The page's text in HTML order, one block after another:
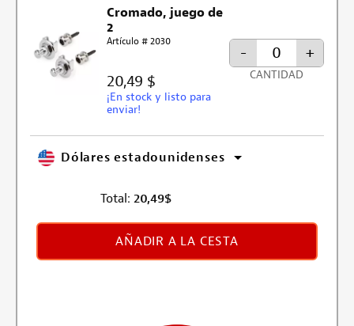
Cromado, juego de
2
Artículo # 2030
20,49 $
¡En stock y listo para
enviar!
- +
CANTIDAD
Dólares estadounidenses
Total: 20,49$
AÑADIR A LA CESTA